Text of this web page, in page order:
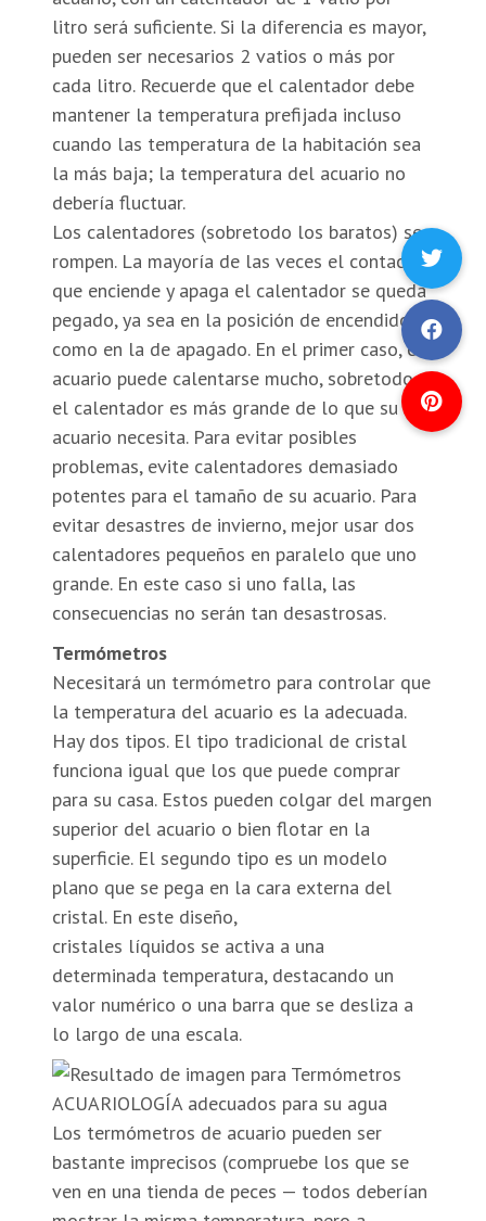
litro será suficiente. Si la diferencia es mayor,
pueden ser necesarios 2 vatios o más por
cada litro. Recuerde que el calentador debe
mantener la temperatura prefijada incluso
cuando las temperatura de la habitación sea
la más baja; la temperatura del acuario no
debería fluctuar.
Los calentadores (sobretodo los baratos) se
rompen. La mayoría de las veces el contacto
que enciende y apaga el calentador se queda
pegado, ya sea en la posición de encendido
como en la de apagado. En el primer caso, el
acuario puede calentarse mucho, sobretodo si
el calentador es más grande de lo que su
acuario necesita. Para evitar posibles
problemas, evite calentadores demasiado
potentes para el tamaño de su acuario. Para
evitar desastres de invierno, mejor usar dos
calentadores pequeños en paralelo que uno
grande. En este caso si uno falla, las
consecuencias no serán tan desastrosas.
Termómetros
Necesitará un termómetro para controlar que
la temperatura del acuario es la adecuada.
Hay dos tipos. El tipo tradicional de cristal
funciona igual que los que puede comprar
para su casa. Estos pueden colgar del margen
superior del acuario o bien flotar en la
superficie. El segundo tipo es un modelo
plano que se pega en la cara externa del
cristal. En este diseño,
cristales líquidos se activa a una
determinada temperatura, destacando un
valor numérico o una barra que se desliza a
lo largo de una escala.
Los termómetros de acuario pueden ser
bastante imprecisos (compruebe los que se
ven en una tienda de peces — todos deberían